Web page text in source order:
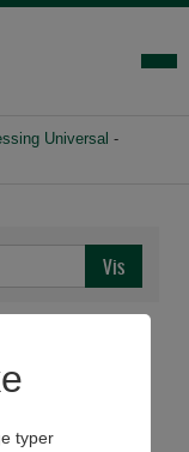
Universal -
typer